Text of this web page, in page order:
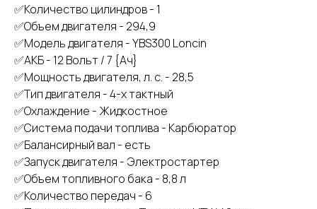
✅Количество цилиндров - 1
✅Объем двигателя - 294,9
✅Модель двигателя - YВS300 Lоnсin
✅АКБ - 12 Вольт / 7 {Ач}
✅Мощность двигателя, л. с. - 28,5
✅Тип двигателя - 4-х тактный
✅Охлаждение - Жидкостное
✅Система подачи топлива - Карбюратор
✅Балансирный вал - есть
✅Запуск двигателя - Электростартер
✅Объем топливного бака - 8,8 л
✅Количество передач - 6